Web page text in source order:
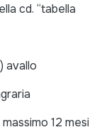
cd. “tabella
avallo
12 mesi